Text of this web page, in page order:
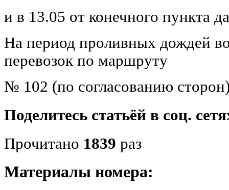
и в 13.05 от конечного пункта
На период проливных дождей
перевозок по маршруту
№ 102 (по согласованию
Поделитесь статьёй в соц.
Прочитано 1839 раз
Материалы номера: